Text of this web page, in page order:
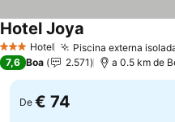
3 EstrelasHotel Piscina externa
Hotel Joya
7,6 Boa 2.571 a 0.5 km de
De € 74